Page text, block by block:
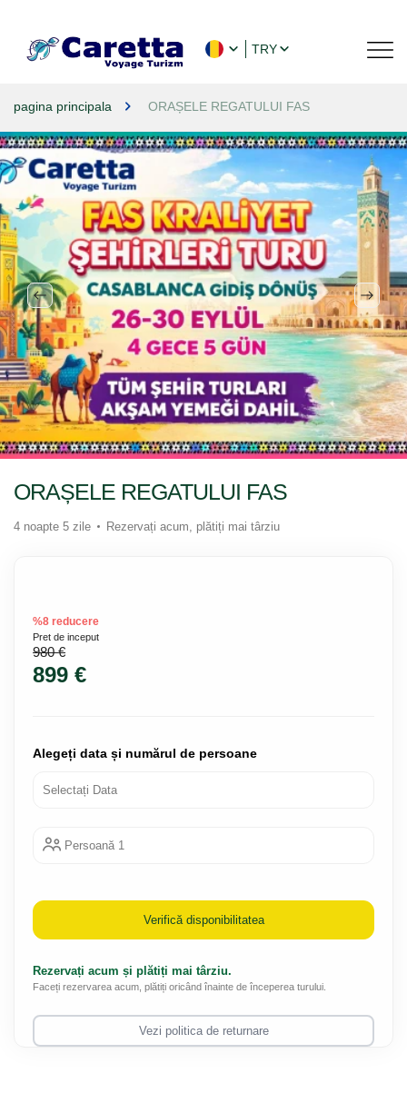
TRY
pagina principala ORAȘELE REGATULUI FAS
ORAȘELE REGATULUI FAS
4 noapte 5 zile Rezervați acum, plătiți mai târziu
%8 reducere
Pret de inceput
980 €
899 €
Alegeți data și numărul de persoane
Persoană 1
Verifică disponibilitatea
Rezervați acum și plătiți mai târziu.
Faceți rezervarea acum, plătiți oricând înainte de începerea turului.
Vezi politica de returnare